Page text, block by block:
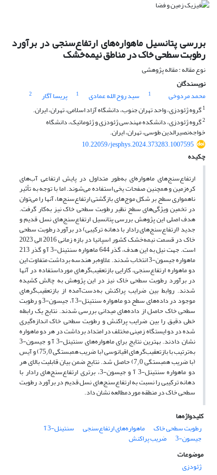
بررسی پتانسیل ماهواره‌های ارتفاع‌سنجی در برآورد
رطوبت سطحی خاک در مناطق نیمه‌خشک
نوع مقاله : مقاله پژوهشی
نویسندگان
محمد مردوخی
1 سید روح الله عمادی 1 پریسا آگار
2
1گروه ژئودزی، واحد تهران جنوب، دانشگاه آزاد اسلامی، تهران، ایران.
2گروه ژئودزی، دانشکده مهندسی ژئودزی و ژئوماتیک، دانشگاه
خواجه‌نصیرالدین طوسی، تهران، ایران.
10.22059/jesphys.2024.373283.1007595
چکیده
ارتفاع‌سنج‌های ماهواره‌ای به‌طور متداول در پایش ارتفاعی آب‌های
کره‌زمین و همچنین صفحات یخی استفاده می‌شوند. اما با توجه به تأثیر
ناهمواری سطح بر شکل موج‌های بازگشتی ارتفاع‌سنج‌ها، آنها را می‌توان
در تخمین ویژگی‌های سطح نظیر رطوبت سطحی خاک نیز به‌کار گرفت.
هدف اصلی این پژوهش بررسی پتانسیل ارتفاع‌سنج‌های نسل قدیم و
جدید (ارتفاع‌سنج‌های رادار با دهانه ترکیبی) در برآورد رطوبت سطحی
خاک در قسمت نیمه‌خشک کشور اسپانیا در بازه زمانی 2016 الی 2023
است. جهت نیل به این هدف، گذر 644 ماهواره سنتینل-3 آ و گذر 213
ماهواره جیسون-3 انتخاب شدند. علاوه‌بر هندسه برداشت متفاوت این
دو ماهواره ارتفاع‌سنجی، کارایی بازتعقیب‌گرهای مورداستفاده در آنها
در برآورد رطوبت سطحی خاک نیز در این پژوهش به چالش کشیده
شدند. روابط بین ضرایب پراکنش به‌دست‌آمده از بازتعقیب‌گرهای
موجود در داده‌های سطح دو ماهواره سنتینل-3 آ، جیسون-3 و رطوبت
سطحی خاک حاصل از داده‌های میدانی بررسی شدند. نتایج یک رابطه
خطی دقیق را بین ضرایب پراکنش و رطوبت سطحی خاک اندازه‌گیری
شده در دو ایستگاه زمینی مختلف در امتداد برداشت در هر دو ماهواره
نشان دادند. بهترین نتایج برای ماهواره‌های سنتینل-3 آ و جیسون-3
به‌ترتیب با بازتعقیب‌گرهای اقیانوسی (با ضریب همبستگی 75 / 0) و آیس
(با ضریب همبستگی 7 / 0) حاصل شد. نتایج ضمن بیان قابلیت بالای هر
دو ماهواره سنتینل-3 آ و جیسون-3، برتری ارتفاع‌سنج‌های رادار با
دهانه ترکیبی را نسبت به ارتفاع‌سنج‌های نسل قدیم در برآورد رطوبت
سطحی خاک در منطقه موردمطالعه نشان داد.
کلیدواژه‌ها
رطوبت سطحی خاک
ماهواره‌های ارتفاع‌سنجی سنتینل-3 آ
جیسون-3
ضریب پراکنش
موضوعات
ژئودزی